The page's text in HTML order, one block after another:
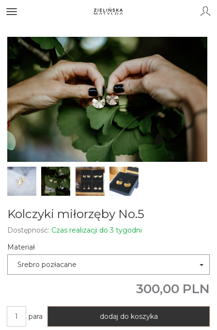
Kolczyki miłorzęby No.5
Dostępność: Czas realizacji do 3 tygodni
Materiał
Srebro pozłacane
300,00 PLN
para dodaj do koszyka